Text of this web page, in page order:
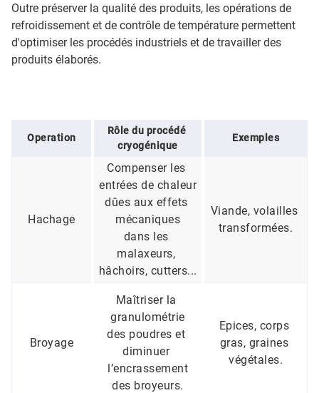
Outre préserver la qualité des produits, les opérations de
refroidissement et de contrôle de température permettent
d'optimiser les procédés industriels et de travailler des
produits élaborés.
Operation
Rôle du procédé
cryogénique
Exemples
Hachage
Compenser les
entrées de chaleur
dûes aux effets
mécaniques
dans les
malaxeurs,
hâchoirs, cutters...
Viande, volailles
transformées.
Broyage
Maîtriser la
granulométrie
des poudres et
diminuer
l’encrassement
des broyeurs.
Epices, corps
gras, graines
végétales.